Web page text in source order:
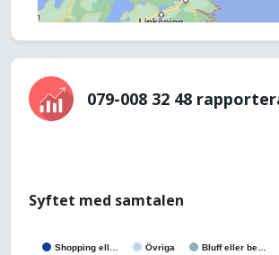
079-008 32 48
Syftet med samtalen
Shopping ell… Övriga Bluff eller be…